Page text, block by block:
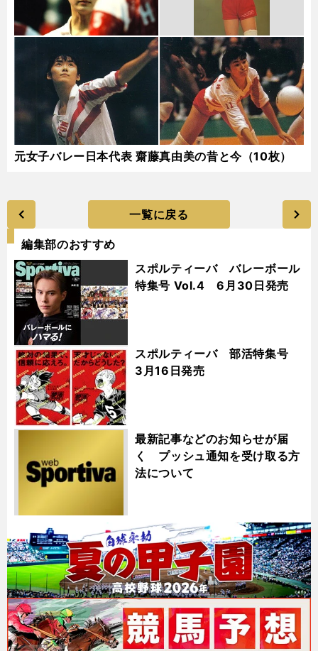
元女子バレー日本代表 齋藤真由美の昔と今（10枚）
一覧に戻る
編集部のおすすめ
スポルティーバ バレーボール
特集号 Vol.4 6月30日発売
スポルティーバ 部活特集号
3月16日発売
最新記事などのお知らせが届
く プッシュ通知を受け取る方
法について